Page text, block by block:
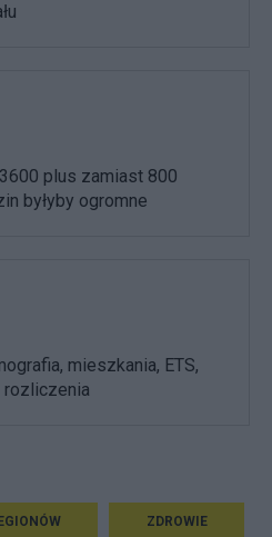
plus zamiast 800
byłyby ogromne
mieszkania, ETS,
rozliczenia
ZDROWIE